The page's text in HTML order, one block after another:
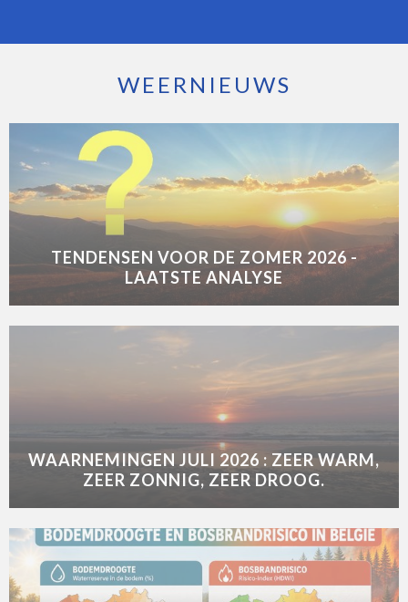
WEERNIEUWS
TENDENSEN VOOR DE ZOMER 2026 -
LAATSTE ANALYSE
WAARNEMINGEN JULI 2026 : ZEER WARM,
ZEER ZONNIG, ZEER DROOG.